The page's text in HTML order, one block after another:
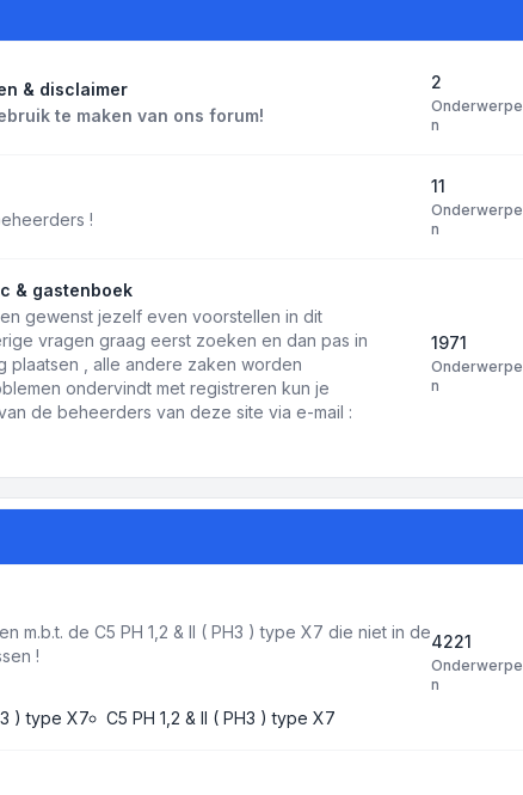
& disclaimer
te maken van ons forum!
2
Onderwerpe
n
!
11
Onderwerpe
n
& gastenboek
gewenst jezelf even voorstellen in dit
vragen graag eerst zoeken en dan pas in
plaatsen , alle andere zaken worden
ondervindt met registreren kun je
de beheerders van deze site via e-mail :
1971
Onderwerpe
n
m.b.t. de C5 PH 1,2 & II ( PH3 ) type X7 die niet in de
!
3 ) type X7 C5 PH 1,2 & II ( PH3 ) type X7
4221
Onderwerpe
n